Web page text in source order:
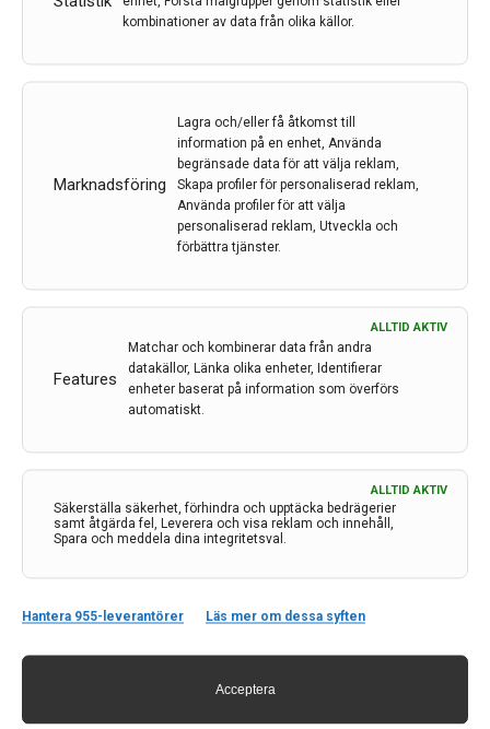
kombinationer av data från olika källor.
Marknadsföring
Lagra och/eller få åtkomst till
information på en enhet, Använda
begränsade data för att välja reklam,
Skapa profiler för personaliserad reklam,
Använda profiler för att välja
personaliserad reklam, Utveckla och
förbättra tjänster.
Features
ALLTID AKTIV
Matchar och kombinerar data från andra
datakällor, Länka olika enheter, Identifierar
enheter baserat på information som överförs
automatiskt.
Säkerställa säkerhet, förhindra och upptäcka bedrägerier
samt åtgärda fel, Leverera och visa reklam och innehåll,
Spara och meddela dina integritetsval.
ALLTID AKTIV
Hantera 955-leverantörer Läs mer om dessa syften
Acceptera
Pfizers genterapikandidat (PF-06939926) för
för närvarande med avseende på effekt och säkerhet i
LÄS MER...
Kontakt
113 68 Stockholm
nis@pharma-industry.se